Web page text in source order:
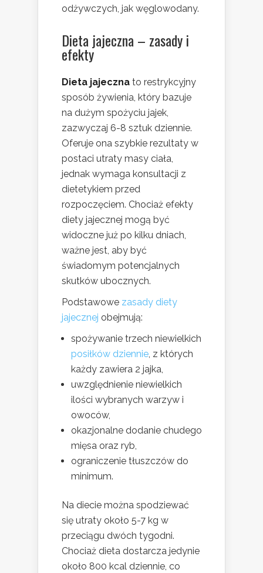
odżywczych, jak węglowodany.
Dieta jajeczna – zasady i
efekty
Dieta jajeczna to restrykcyjny
sposób żywienia, który bazuje
na dużym spożyciu jajek,
zazwyczaj 6-8 sztuk dziennie.
Oferuje ona szybkie rezultaty w
postaci utraty masy ciała,
jednak wymaga konsultacji z
dietetykiem przed
rozpoczęciem. Chociaż efekty
diety jajecznej mogą być
widoczne już po kilku dniach,
ważne jest, aby być
świadomym potencjalnych
skutków ubocznych.
Podstawowe zasady diety
jajecznej obejmują:
spożywanie trzech niewielkich
posiłków dziennie, z których
każdy zawiera 2 jajka,
uwzględnienie niewielkich
ilości wybranych warzyw i
owoców,
okazjonalne dodanie chudego
mięsa oraz ryb,
ograniczenie tłuszczów do
minimum.
Na diecie można spodziewać
się utraty około 5-7 kg w
przeciągu dwóch tygodni.
Chociaż dieta dostarcza jedynie
około 800 kcal dziennie, co